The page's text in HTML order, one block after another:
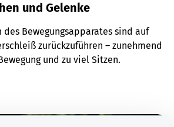
und Gelenke
des Bewegungsapparates sind auf
zurückzuführen – zunehmend
und zu viel Sitzen.